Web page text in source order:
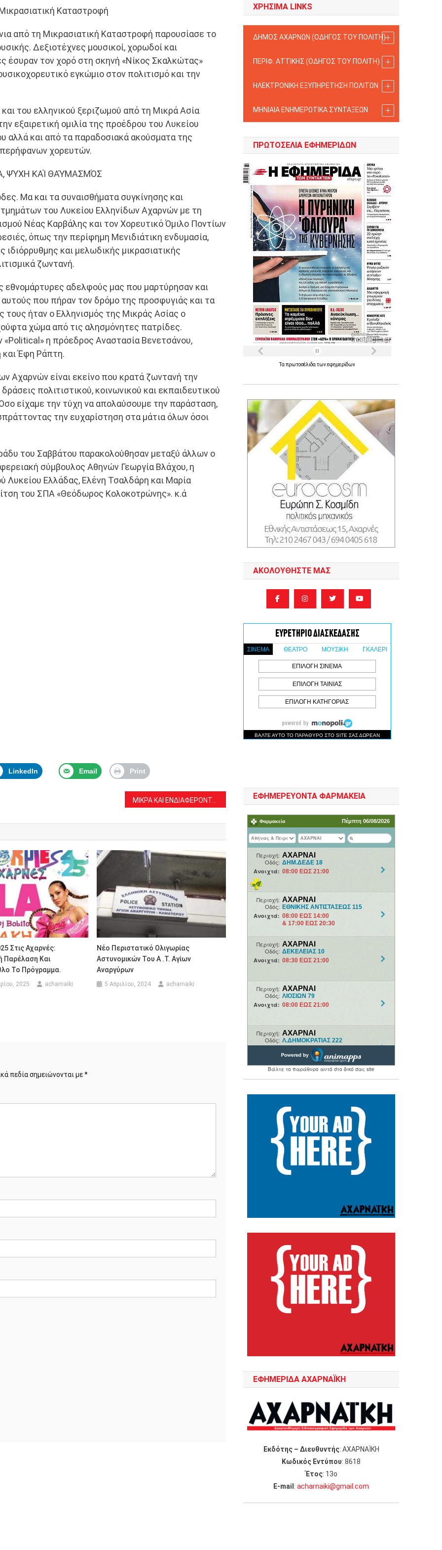
Καταστροφή
από τη Μικρασιατική Καταστροφή παρουσίασε το
Δεξιοτέχνες μουσικοί, χορωδοί και
έσυραν τον χορό στη σκηνή «Νίκος Σκαλκώτας»
εγκώμιο στον πολιτισμό και την
του ελληνικού ξεριζωμού από τη Μικρά Ασία
εξαιρετική ομιλία της προέδρου του Λυκείου
αλλά και από τα παραδοσιακά ακούσματα της
χορευτών.
ΨΎΧΗ ΚΑΊ ΘΑΎΜΑΣΜΌΣ
Μα και τα συναισθήματα συγκίνησης και
του Λυκείου Ελληνίδων Αχαρνών με τη
Νέας Καρβάλης και τον Χορευτικό Όμιλο Ποντίων
όπως την περίφημη Μενιδιάτικη ενδυμασία,
και μελωδικής μικρασιατικής
ζωντανή.
αδελφούς μας που μαρτύρησαν και
που πήραν τον δρόμο της προσφυγιάς και τα
ήταν ο Ελληνισμός της Μικράς Ασίας ο
χώμα από τις αλησμόνητες πατρίδες.
«Political» η πρόεδρος Αναστασία Βενετσάνου,
Έφη Ράπτη.
Αχαρνών είναι εκείνο που κρατά ζωντανή την
πολιτιστικού, κοινωνικού και εκπαιδευτικού
είχαμε την τύχη να απολαύσουμε την παράσταση,
την ευχαρίστηση στα μάτια όλων όσοι
του Σαββάτου παρακολούθησαν μεταξύ άλλων ο
σύμβουλος Αθηνών Γεωργία Βλάχου, η
Λυκείου Ελλάδας, Ελένη Τσαλδάρη και Μαρία
του ΣΠΑ «Θεόδωρος Κολοκοτρώνης». κ.ά
LinkedIn Email Print
Στις Αχαρνές:
Παρέλαση Και
Το Πρόγραμμα.
2025 acharnaiki
Νέο Περιστατικό Ολιγωρίας
Αστυνομικών Του Α .Τ. Αγίων
Αναργύρων
5 Απριλίου, 2024 acharnaiki
πεδία σημειώνονται με*
ΧΡΗΣΙΜΑ LINKS
ΔΗΜΟΣ ΑΧΑΡΝΩΝ (ΟΔΗΓΟΣ TOY ΠΟΛΙΤΗ)
ΠΕΡΙΦ. ΑΤΤΙΚΗΣ (ΟΔΗΓΟΣ TOY ΠΟΛΙΤΗ)
ΗΛΕΚΤΡΟΝΙΚΗ ΕΞΥΠΗΡΕΤΗΣΗ ΠΟΛΙΤΩΝ
ΜΗΝΙΑΙΑ ΕΝΗΜΕΡΩΤΙΚΑ ΣΥΝΤΑΞΕΩΝ
ΠΡΩΤΟΣΈΛΙΑ ΕΦΗΜΕΡΊΔΩΝ
Ταπρωτοσέλιδατωνεφημερίδων
ΑΚΟΛΟΥΘΉΣΤΕ ΜΑΣ
ΕΦΗΜΕΡΕΥΟΝΤΑ ΦΑΡΜΑΚΕΙΑ
ΕΦΗΜΕΡΙΔΑ ΑΧΑΡΝΑΪΚΗ
Εκδότης – Διευθυντής: ΑΧΑΡΝΑΪΚΗ
Κωδικός Εντύπου: 8618
Έτος: 13ο
Ε-mail :acharnaiki@gmail.com